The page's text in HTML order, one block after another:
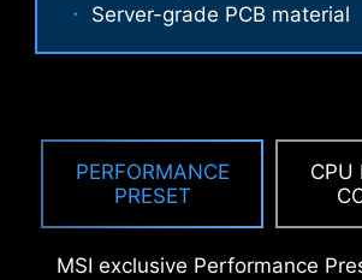
Server-grade PCB material
PERFORMANCE
PRESET
CPU
MSI exclusive Performance
and Memtest Mode provide
the flexibility to swiftly
ideal configuration tailored
requirements and memory
capabilities.
НЕРЖАВІЮЧОЇ
Додатковий шар губчастих
стійких до корозії, робить
материнських плат MSI